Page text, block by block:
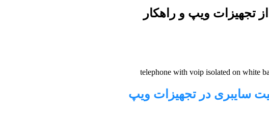
تجهیزات ویپ و راهکار
سایبری در تجهیزات ویپ